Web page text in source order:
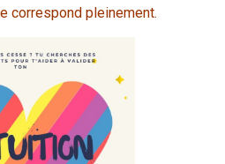
correspond pleinement.